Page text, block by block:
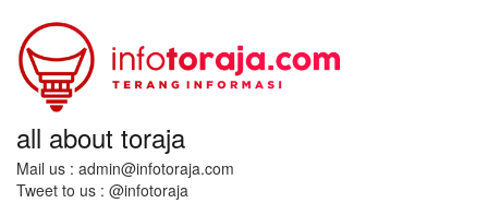
all about toraja
Mail us : admin@infotoraja.com
Tweet to us : @infotoraja